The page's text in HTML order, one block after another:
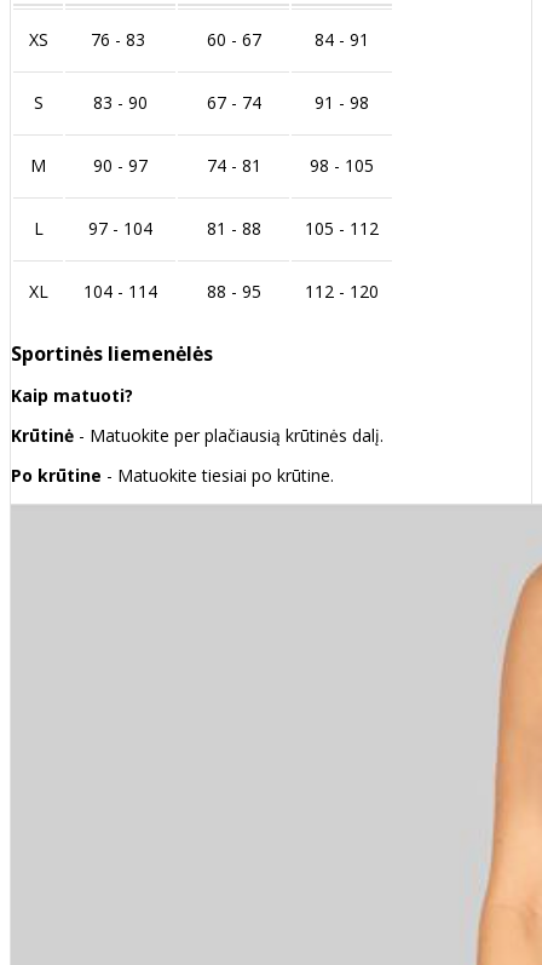
XS 76 - 83 60 - 67 84 - 91
S 83 - 90 67 - 74 91 - 98
M 90 - 97 74 - 81 98 - 105
L 97 - 104 81 - 88 105 - 112
XL 104 - 114 88 - 95 112 - 120
Sportinės liemenėlės
Kaip matuoti?
Krūtinė - Matuokite per plačiausią krūtinės dalį.
Po krūtine - Matuokite tiesiai po krūtine.